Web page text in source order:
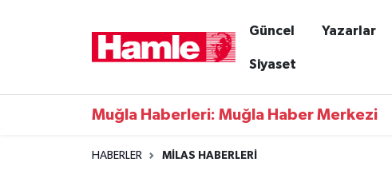
Güncel Yazarlar
Siyaset
Muğla Haberleri: Muğla Haber Merkezi
HABERLER MILAS HABERLERI
Muğla Nöbetçi Eczaneler